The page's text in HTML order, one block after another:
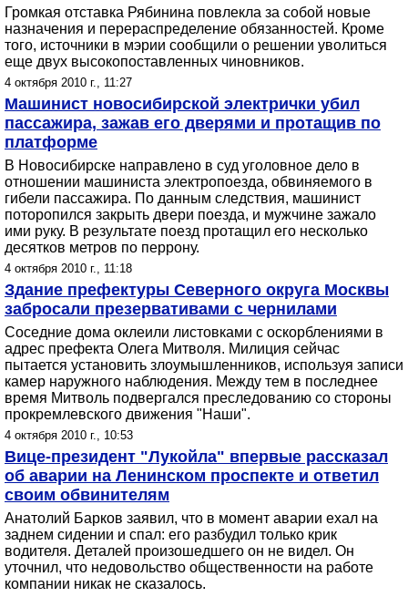
Громкая отставка Рябинина повлекла за собой новые
назначения и перераспределение обязанностей. Кроме
того, источники в мэрии сообщили о решении уволиться
еще двух высокопоставленных чиновников.
4 октября 2010 г., 11:27
Машинист новосибирской электрички убил
пассажира, зажав его дверями и протащив по
платформе
В Новосибирске направлено в суд уголовное дело в
отношении машиниста электропоезда, обвиняемого в
гибели пассажира. По данным следствия, машинист
поторопился закрыть двери поезда, и мужчине зажало
ими руку. В результате поезд протащил его несколько
десятков метров по перрону.
4 октября 2010 г., 11:18
Здание префектуры Северного округа Москвы
забросали презервативами с чернилами
Соседние дома оклеили листовками с оскорблениями в
адрес префекта Олега Митволя. Милиция сейчас
пытается установить злоумышленников, используя записи
камер наружного наблюдения. Между тем в последнее
время Митволь подвергался преследованию со стороны
прокремлевского движения "Наши".
4 октября 2010 г., 10:53
Вице-президент "Лукойла" впервые рассказал
об аварии на Ленинском проспекте и ответил
своим обвинителям
Анатолий Барков заявил, что в момент аварии ехал на
заднем сидении и спал: его разбудил только крик
водителя. Деталей произошедшего он не видел. Он
уточнил, что недовольство общественности на работе
компании никак не сказалось.